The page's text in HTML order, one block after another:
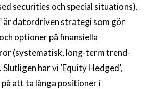
securities och special situations).
är datordriven strategi som gör
optioner på finansiella
(systematisk, long-term trend-
har vi ‘Equity Hedged’,
att ta långa positioner i